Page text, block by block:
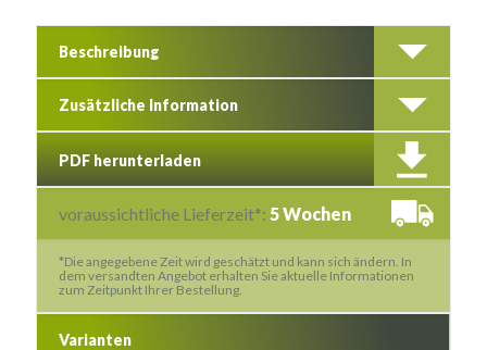
Beschreibung
Zusätzliche Information
PDF herunterladen
voraussichtliche Lieferzeit*: 5 Wochen
*Die angegebene Zeit wird geschätzt und kann sich ändern. In
dem versandten Angebot erhalten Sie aktuelle Informationen
zum Zeitpunkt Ihrer Bestellung.
Varianten